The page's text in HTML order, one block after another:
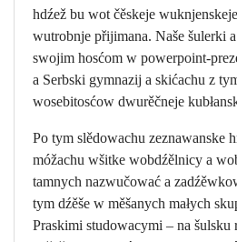
hdźež bu wot čěskeje
wutrobnje přijimana. Naše šulerki
swojim hosćom w powerpoint-
a Serbski gymnazij a skićachu z
wosebitosćow dwurěčneje
Po tym slědowachu zeznawanske
móžachu wšitke wobdźělnicy a
tamnych nazwučować a
tym dźěše w měšanych małych
Praskimi studowacymi – na šulsku